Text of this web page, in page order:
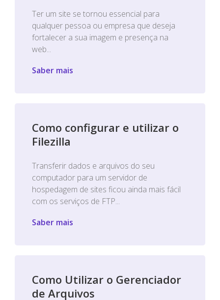
Ter um site se tornou essencial para
qualquer pessoa ou empresa que deseja
fortalecer a sua imagem e presença na
web...
Saber mais
Como configurar e utilizar o
Filezilla
Transferir dados e arquivos do seu
computador para um servidor de
hospedagem de sites ficou ainda mais fácil
com os serviços de FTP...
Saber mais
Como Utilizar o Gerenciador
de Arquivos